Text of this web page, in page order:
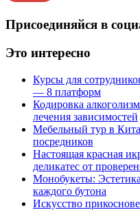
Присоединяйся в
Это интересно
Курсы для
— 8 платформ
Кодировка
лечения зависимостей
Мебельный тур в
посредников
Настоящая красная
деликатес от
Монобукеты:
каждого бутона
Искусство